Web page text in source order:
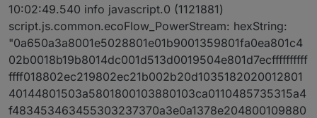
10:02:49.540 info javascript.0 (1121881)
script.js.common.ecoFlow_PowerStream: hexString:
"0a650a3a8001e5028801e01b9001359801fa0ea801c4
02b0018b19b8014dc001d513d0019504e801d7ecffffffffff
ffff018802ec219802ec21b002b20d1035182020012801
40144801503a5801800103880103ca0110485735315a4
f483453463455303237370a3e0a1378e204800109880